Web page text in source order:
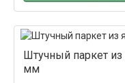
Штучный паркет
мм